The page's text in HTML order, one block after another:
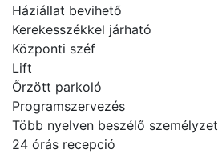
Háziállat bevihető
Kerekesszékkel járható
Központi széf
Lift
Őrzött parkoló
Programszervezés
Több nyelven beszélő személyzet
24 órás recepció